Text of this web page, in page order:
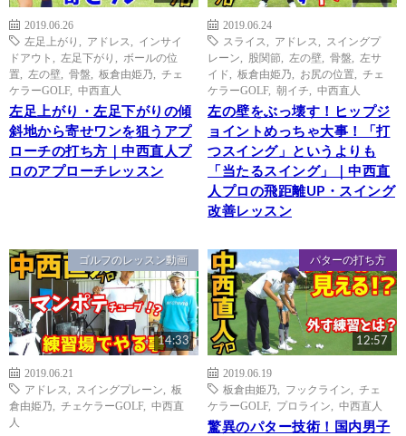
2019.06.26
左足上がり
アドレス
インサイ
ドアウト
左足下がり
ボールの位
置
左の壁 骨盤 板倉由姫乃
チェ
ケラーGOLF, 中西直人
左足上がり・左足下がりの傾
斜地から寄せワンを狙うアプ
ローチの打ち方｜中西直人プ
ロのアプローチレッスン
2019.06.24
スライス
アドレス
スイングプ
レーン
股関節 左の壁 骨盤
左サ
イド
板倉由姫乃 お尻の位置
チェ
ケラーGOLF, 朝イチ 中西直人
左の壁をぶっ壊す！ヒップジ
ョイントめっちゃ大事！「打
つスイング」というよりも
「当たるスイング」｜中西直
人プロの飛距離UP・スイング
改善レッスン
ゴルフのレッスン動画
14:33
2019.06.21
アドレス
スイングプレーン
板
倉由姫乃
チェケラーGOLF, 中西直
人
パターの打ち方
12:57
2019.06.19
板倉由姫乃
フックライン
チェ
ケラーGOLF, プロライン 中西直人
驚異のパター技術！国内男子